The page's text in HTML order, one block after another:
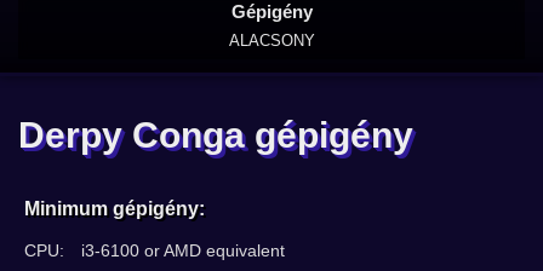
Gépigény
ALACSONY
Derpy Conga gépigény
Minimum gépigény:
CPU:
i3-6100 or AMD equivalent